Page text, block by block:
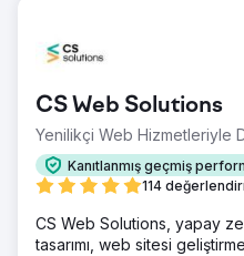
CS Web Solutions
Yenilikçi Web Hizmetleriyle
Kanıtlanmış geçmiş
114
CS Web Solutions, yapay
tasarımı, web sitesi